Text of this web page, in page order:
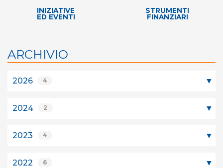
INIZIATIVE
ED EVENTI
STRUMENTI
FINANZIARI
ARCHIVIO
2026 4
2024 2
2023 4
2022 6